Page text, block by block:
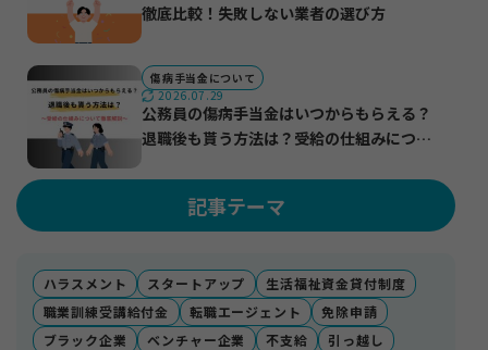
徹底比較！失敗しない業者の選び方
傷病手当金について
2026.07.29
公務員の傷病手当金はいつからもらえる？
退職後も貰う方法は？受給の仕組みについ
記事テーマ
ハラスメント スタートアップ
生活福祉資金貸付制度
職業訓練受講給付金
転職エージェント
免除申請
ブラック企業
ベンチャー企業 不支給
引っ越し